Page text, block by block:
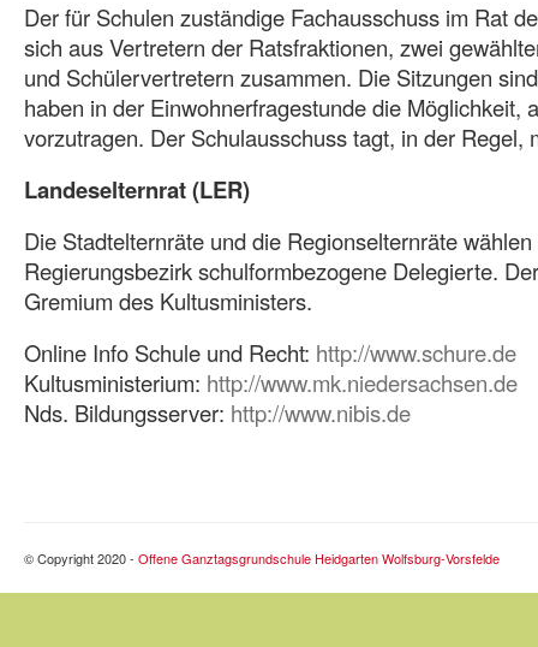
Der für Schulen zuständige Fachausschuss im Rat
sich aus Vertretern der Ratsfraktionen, zwei
und Schülervertretern zusammen. Die Sitzungen
haben in der Einwohnerfragestunde die Möglichkeit,
vorzutragen. Der Schulausschuss tagt, in der Regel,
Landeselternrat (LER)
Die Stadtelternräte und die Regionselternräte
Regierungsbezirk schulformbezogene Delegierte.
Gremium des Kultusministers.
Online Info Schule und Recht: http://www.schure.de
Kultusministerium: http://www.mk.niedersachsen.de
Nds. Bildungsserver: http://www.nibis.de
© Copyright 2020 - Offene Ganztagsgrundschule Heidgarten Wolfsburg-Vorsfelde